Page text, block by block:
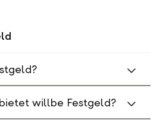
willbe Festgeld?